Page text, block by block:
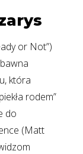
or Not”)
która
rodem”
do
(Matt